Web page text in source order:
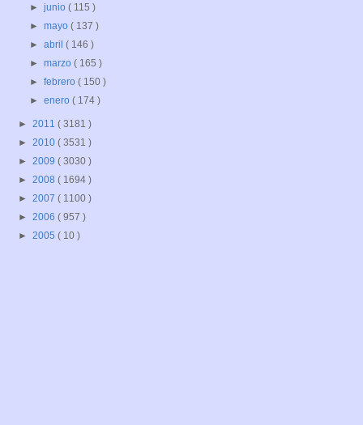
►junio( 115 )
►mayo( 137 )
►abril( 146 )
►marzo( 165 )
►febrero( 150 )
►enero( 174 )
► 2011 ( 3181 )
► 2010 ( 3531 )
► 2009 ( 3030 )
► 2008 ( 1694 )
► 2007 ( 1100 )
► 2006 ( 957 )
► 2005 ( 10 )